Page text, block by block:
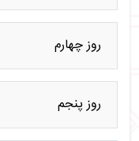
روز چهارم
روز پنجم